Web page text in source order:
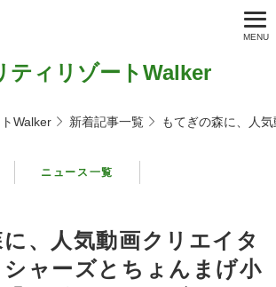
ティリゾートWalker
Walker 新着記事一覧 もてぎの森に、人
ニュース一覧
、人気動画クリエイタ
ャーズとちょんまげ小